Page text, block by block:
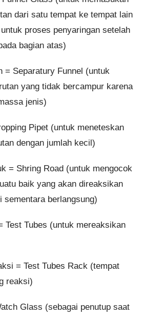
dari satu tempat ke tempat lain
proses penyaringan setelah
bagian atas)
= Separatury Funnel (untuk
yang tidak bercampur karena
jenis)
Pipet (untuk meneteskan
dengan jumlah kecil)
= Shring Road (untuk mengocok
baik yang akan direaksikan
sementara berlangsung)
Test Tubes (untuk mereaksikan
= Test Tubes Rack (tempat
reaksi)
Glass (sebagai penutup saat